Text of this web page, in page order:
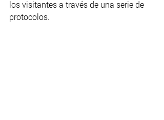
los visitantes a través de una serie de
protocolos.